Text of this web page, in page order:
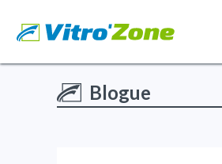
Blogue